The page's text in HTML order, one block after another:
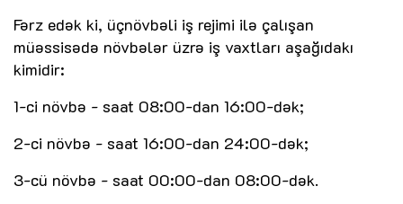
Fərz edək ki, üçnövbəli iş rejimi ilə çalışan
müəssisədə növbələr üzrə iş vaxtları aşağıdakı
kimidir:
1-ci növbə - saat 08:00-dan 16:00-dək;
2-ci növbə - saat 16:00-dan 24:00-dək;
3-cü növbə - saat 00:00-dan 08:00-dək.